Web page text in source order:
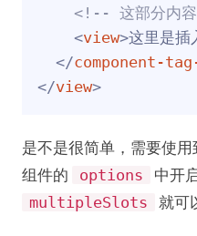
<!-- 这部分内
<view>这里是
</component-
</view>
是不是很简单，需要使
组件的
options 中开
multipleSlots 就可